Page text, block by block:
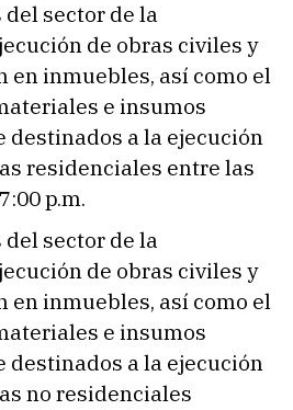
sector de la
de obras civiles y
en inmuebles, así como el
e insumos
destinados a la ejecución
residenciales entre las
p.m.
sector de la
de obras civiles y
en inmuebles, así como el
e insumos
destinados a la ejecución
no residenciales